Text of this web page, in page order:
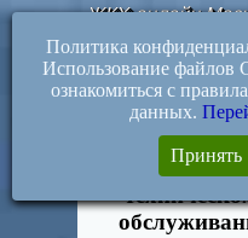
ЖКХ-
2. Предельные
на услуги
Политика
Использование файлов
ознакомиться с
данных.
Принять